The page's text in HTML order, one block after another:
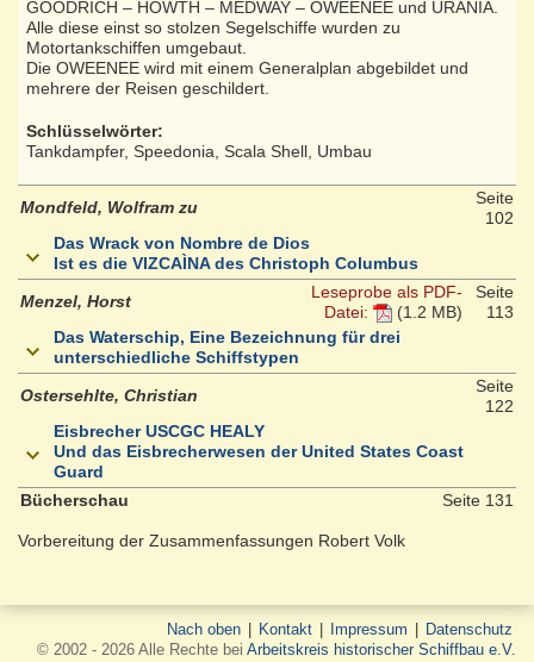
GOODRICH – HOWTH – MEDWAY – OWEENEE und URANIA.
Alle diese einst so stolzen Segelschiffe wurden zu
Motortankschiffen umgebaut.
Die OWEENEE wird mit einem Generalplan abgebildet und
mehrere der Reisen geschildert.
Schlüsselwörter:
Tankdampfer, Speedonia, Scala Shell, Umbau
Mondfeld, Wolfram zu
Seite
102
Das Wrack von Nombre de Dios
Ist es die VIZCAÌNA des Christoph Columbus
Menzel, Horst
Leseprobe als PDF-
Datei:
(1.2 MB)
Seite
113
Das Waterschip, Eine Bezeichnung für drei
unterschiedliche Schiffstypen
Ostersehlte, Christian
Seite
122
Eisbrecher USCGC HEALY
Und das Eisbrecherwesen der United States Coast
Guard
Bücherschau
Seite 131
Vorbereitung der Zusammenfassungen Robert Volk
Nach oben Kontakt Impressum
Datenschutz
© 2002 - 2026 Alle Rechte bei Arbeitskreis historischer Schiffbau e.V.